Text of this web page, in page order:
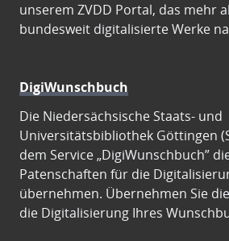
unserem ZVDD Portal, das mehr
bundesweit digitalisierte Werke
DigiWunschbuch
Die Niedersächsische Staats- und
Universitätsbibliothek Göttingen
dem Service „DigiWunschbuch”
Patenschaften für die
übernehmen. Übernehmen Sie
die Digitalisierung Ihres